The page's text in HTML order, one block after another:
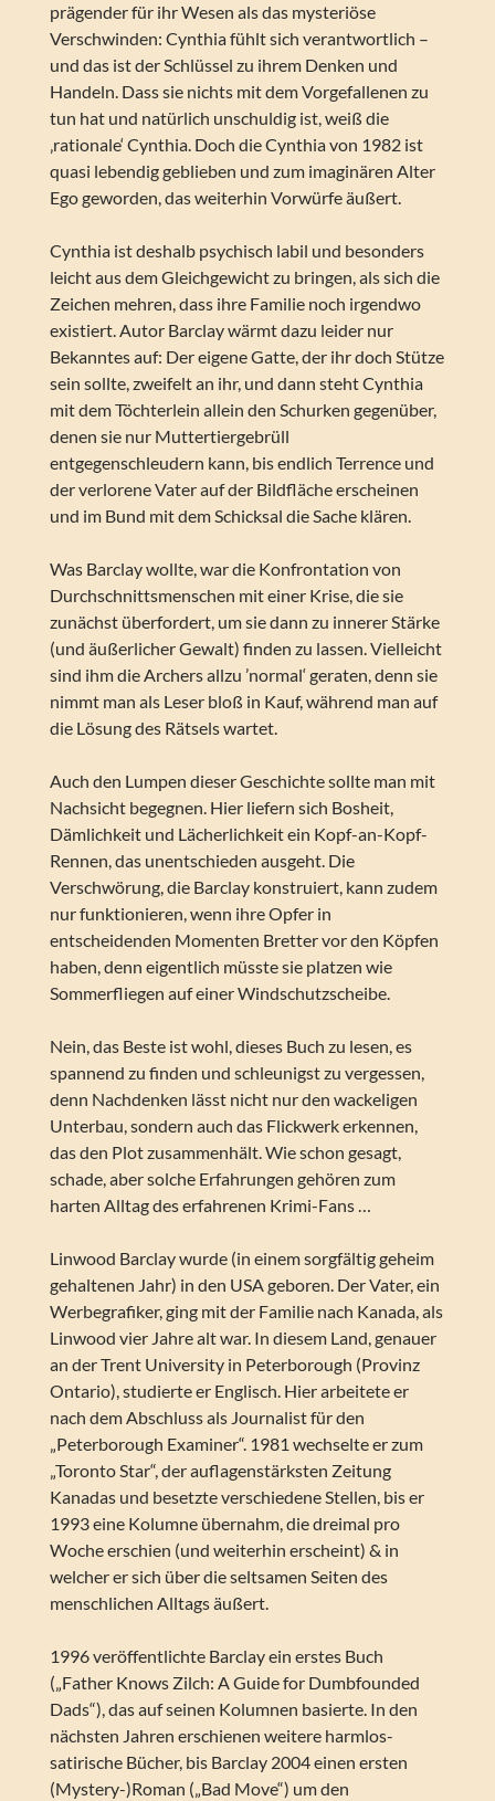
prägender für ihr Wesen als das mysteriöse
Verschwinden: Cynthia fühlt sich verantwortlich –
und das ist der Schlüssel zu ihrem Denken und
Handeln. Dass sie nichts mit dem Vorgefallenen zu
tun hat und natürlich unschuldig ist, weiß die
‚rationale‘ Cynthia. Doch die Cynthia von 1982 ist
quasi lebendig geblieben und zum imaginären Alter
Ego geworden, das weiterhin Vorwürfe äußert.
Cynthia ist deshalb psychisch labil und besonders
leicht aus dem Gleichgewicht zu bringen, als sich die
Zeichen mehren, dass ihre Familie noch irgendwo
existiert. Autor Barclay wärmt dazu leider nur
Bekanntes auf: Der eigene Gatte, der ihr doch Stütze
sein sollte, zweifelt an ihr, und dann steht Cynthia
mit dem Töchterlein allein den Schurken gegenüber,
denen sie nur Muttertiergebrüll
entgegenschleudern kann, bis endlich Terrence und
der verlorene Vater auf der Bildfläche erscheinen
und im Bund mit dem Schicksal die Sache klären.
Was Barclay wollte, war die Konfrontation von
Durchschnittsmenschen mit einer Krise, die sie
zunächst überfordert, um sie dann zu innerer Stärke
(und äußerlicher Gewalt) finden zu lassen. Vielleicht
sind ihm die Archers allzu ’normal‘ geraten, denn sie
nimmt man als Leser bloß in Kauf, während man auf
die Lösung des Rätsels wartet.
Auch den Lumpen dieser Geschichte sollte man mit
Nachsicht begegnen. Hier liefern sich Bosheit,
Dämlichkeit und Lächerlichkeit ein Kopf-an-Kopf-
Rennen, das unentschieden ausgeht. Die
Verschwörung, die Barclay konstruiert, kann zudem
nur funktionieren, wenn ihre Opfer in
entscheidenden Momenten Bretter vor den Köpfen
haben, denn eigentlich müsste sie platzen wie
Sommerfliegen auf einer Windschutzscheibe.
Nein, das Beste ist wohl, dieses Buch zu lesen, es
spannend zu finden und schleunigst zu vergessen,
denn Nachdenken lässt nicht nur den wackeligen
Unterbau, sondern auch das Flickwerk erkennen,
das den Plot zusammenhält. Wie schon gesagt,
schade, aber solche Erfahrungen gehören zum
harten Alltag des erfahrenen Krimi-Fans …
Linwood Barclay wurde (in einem sorgfältig geheim
gehaltenen Jahr) in den USA geboren. Der Vater, ein
Werbegrafiker, ging mit der Familie nach Kanada, als
Linwood vier Jahre alt war. In diesem Land, genauer
an der Trent University in Peterborough (Provinz
Ontario), studierte er Englisch. Hier arbeitete er
nach dem Abschluss als Journalist für den
„Peterborough Examiner“. 1981 wechselte er zum
„Toronto Star“, der auflagenstärksten Zeitung
Kanadas und besetzte verschiedene Stellen, bis er
1993 eine Kolumne übernahm, die dreimal pro
Woche erschien (und weiterhin erscheint) & in
welcher er sich über die seltsamen Seiten des
menschlichen Alltags äußert.
1996 veröffentlichte Barclay ein erstes Buch
(„Father Knows Zilch: A Guide for Dumbfounded
Dads“), das auf seinen Kolumnen basierte. In den
nächsten Jahren erschienen weitere harmlos-
satirische Bücher, bis Barclay 2004 einen ersten
(Mystery-)Roman („Bad Move“) um den